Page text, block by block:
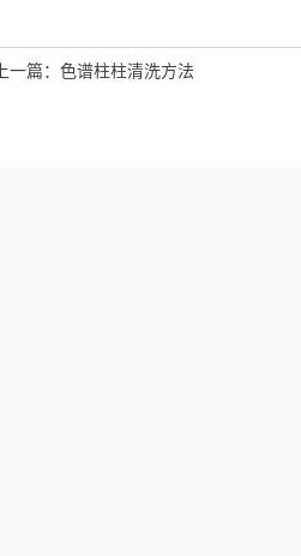
上一篇： 色谱柱柱清洗方法